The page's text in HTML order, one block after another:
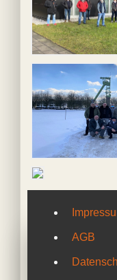
AGB